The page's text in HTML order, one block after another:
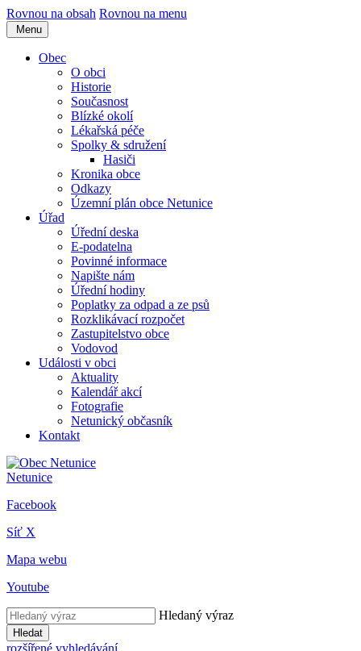
Rovnou na obsah Rovnou na menu
Menu
Obec
O obci
Historie
Současnost
Blízké okolí
Lékařská péče
Spolky & sdružení
Hasiči
Kronika obce
Odkazy
Územní plán obce Netunice
Úřad
Úřední deska
E-podatelna
Povinné informace
Napište nám
Úřední hodiny
Poplatky za odpad a ze psů
Rozklikávací rozpočet
Zastupitelstvo obce
Vodovod
Události v obci
Aktuality
Kalendář akcí
Fotografie
Netunický občasník
Kontakt
Netunice
Facebook
Síť X
Mapa webu
Youtube
Hledaný výraz
Hledat
rozšířené vyhledávání